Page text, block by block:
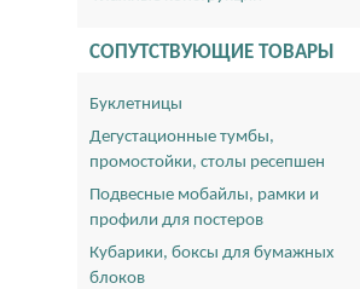
СОПУТСТВУЮЩИЕ ТОВАРЫ
Буклетницы
Дегустационные тумбы,
промостойки, столы ресепшен
Подвесные мобайлы, рамки и
профили для постеров
Кубарики, боксы для бумажных
блоков